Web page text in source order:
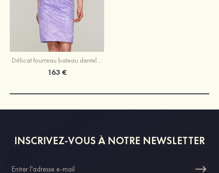
Délicat fourreau bateau dentelle longueur genou robe de mère de la mariée avec veste
163 €
INSCRIVEZ-VOUS À NOTRE NEWSLETTER